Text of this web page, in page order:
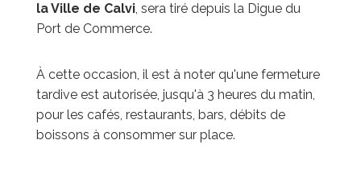
la Ville de Calvi, sera tiré depuis la Digue du
Port de Commerce.
À cette occasion, il est à noter qu'une fermeture
tardive est autorisée, jusqu'à 3 heures du matin,
pour les cafés, restaurants, bars, débits de
boissons à consommer sur place.